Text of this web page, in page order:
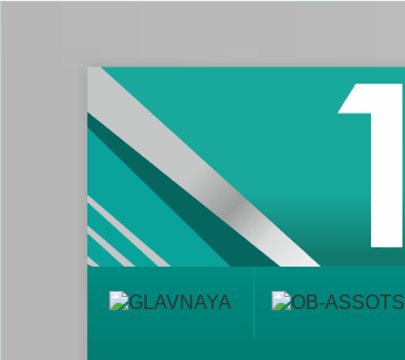
Об ассоциации
Наши аптеки
Новости и акции
Информация